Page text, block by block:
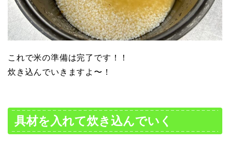
これで米の準備は完了です！！
炊き込んでいきますよ〜！
具材を入れて炊き込んでいく